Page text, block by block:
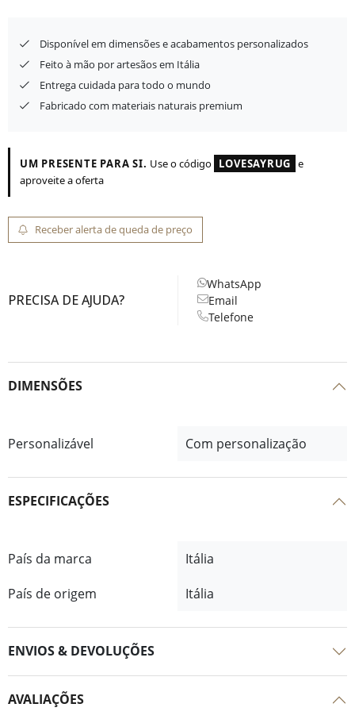
Disponível em dimensões e acabamentos personalizados
Feito à mão por artesãos em Itália
Entrega cuidada para todo o mundo
Fabricado com materiais naturais premium
UM PRESENTE PARA SI. Use o código LOVESAYRUG e
aproveite a oferta
Receber alerta de queda de preço
PRECISA DE AJUDA?
WhatsApp
Email
Telefone
DIMENSÕES
Personalizável Com personalização
ESPECIFICAÇÕES
País da marca
Itália
País de origem
Itália
ENVIOS & DEVOLUÇÕES
AVALIAÇÕES